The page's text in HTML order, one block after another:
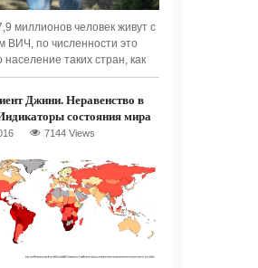
миллионов человек живут с
ВИЧ, по численности это
таких стран, как
Джини. Неравенство в
состояния мира
7144 Views